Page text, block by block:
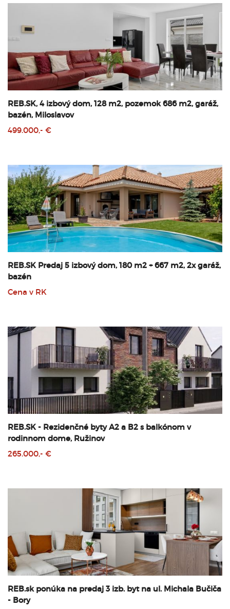
REB.SK, 4 izbový dom, 128 m2, pozemok 686 m2, garáž,
bazén, Miloslavov
499.000,- €
REB.SK Predaj 5 izbový dom, 180 m2 + 667 m2, 2x garáž,
bazén
Cena v RK
REB.SK - Rezidenčné byty A2 a B2 s balkónom v
rodinnom dome, Ružinov
265.000,- €
REB.sk ponúka na predaj 3 izb. byt na ul. Michala Bučiča
- Bory